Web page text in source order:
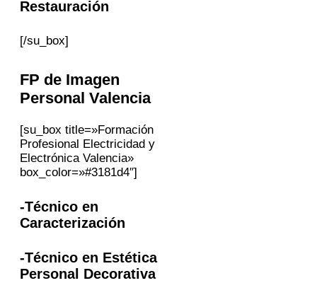
Restauración
[/su_box]
FP de Imagen
Personal Valencia
[su_box title=»Formación
Profesional Electricidad y
Electrónica Valencia»
box_color=»#3181d4″]
-Técnico en
Caracterización
-Técnico en Estética
Personal Decorativa